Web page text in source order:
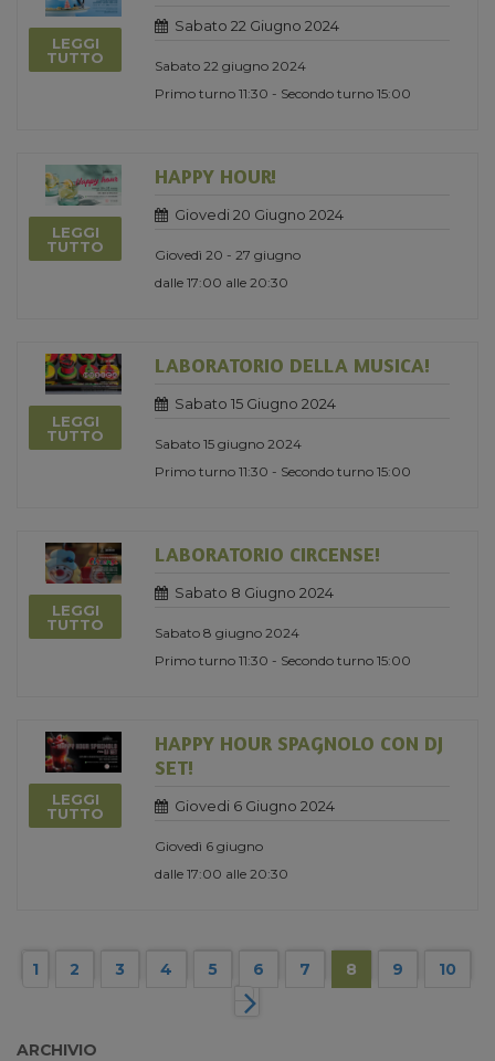
LEGGI
TUTTO
Sabato 22 Giugno 2024
Sabato 22 giugno 2024
Primo turno 11:30 - Secondo turno 15:00
LEGGI
TUTTO
HAPPY HOUR!
Giovedi 20 Giugno 2024
Giovedì 20 - 27 giugno
dalle 17:00 alle 20:30
LEGGI
TUTTO
LABORATORIO DELLA MUSICA!
Sabato 15 Giugno 2024
Sabato 15 giugno 2024
Primo turno 11:30 - Secondo turno 15:00
LEGGI
TUTTO
LABORATORIO CIRCENSE!
Sabato 8 Giugno 2024
Sabato 8 giugno 2024
Primo turno 11:30 - Secondo turno 15:00
LEGGI
TUTTO
HAPPY HOUR SPAGNOLO CON DJ
SET!
Giovedi 6 Giugno 2024
Giovedì 6 giugno
dalle 17:00 alle 20:30
1 2 3 4 5 6 7 8 9 10
ARCHIVIO